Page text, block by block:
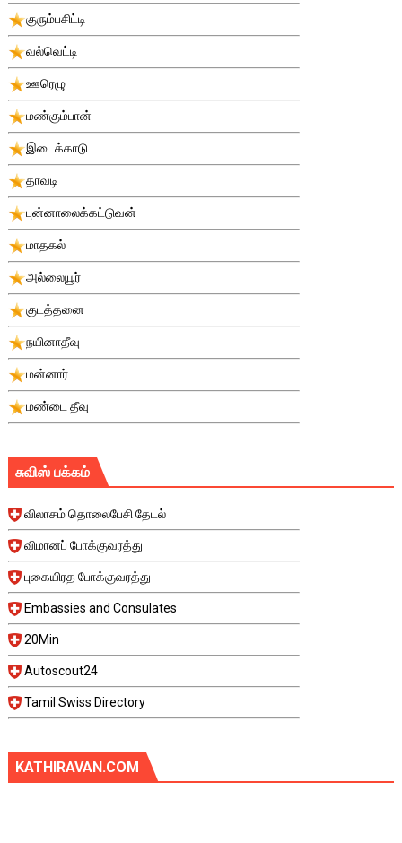
குரும்பசிட்டி
வல்வெட்டி
ஊரெழு
மண்கும்பான்
இடைக்காடு
தாவடி
புன்னாலைக்கட்டுவன்
மாதகல்
அல்லையூர்
குடத்தனை
நயினாதீவு
மன்னார்
மண்டை தீவு
சுவிஸ் பக்கம்
விலாசம் தொலைபேசி தேடல்
விமானப் போக்குவரத்து
புகையிரத போக்குவரத்து
Embassies and Consulates
20Min
Autoscout24
Tamil Swiss Directory
KATHIRAVAN.COM